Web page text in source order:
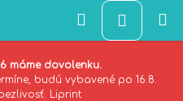
máme dovolenku.
budú vybavené po 16.8.
Liprint
Hľadať
KOŠÍK